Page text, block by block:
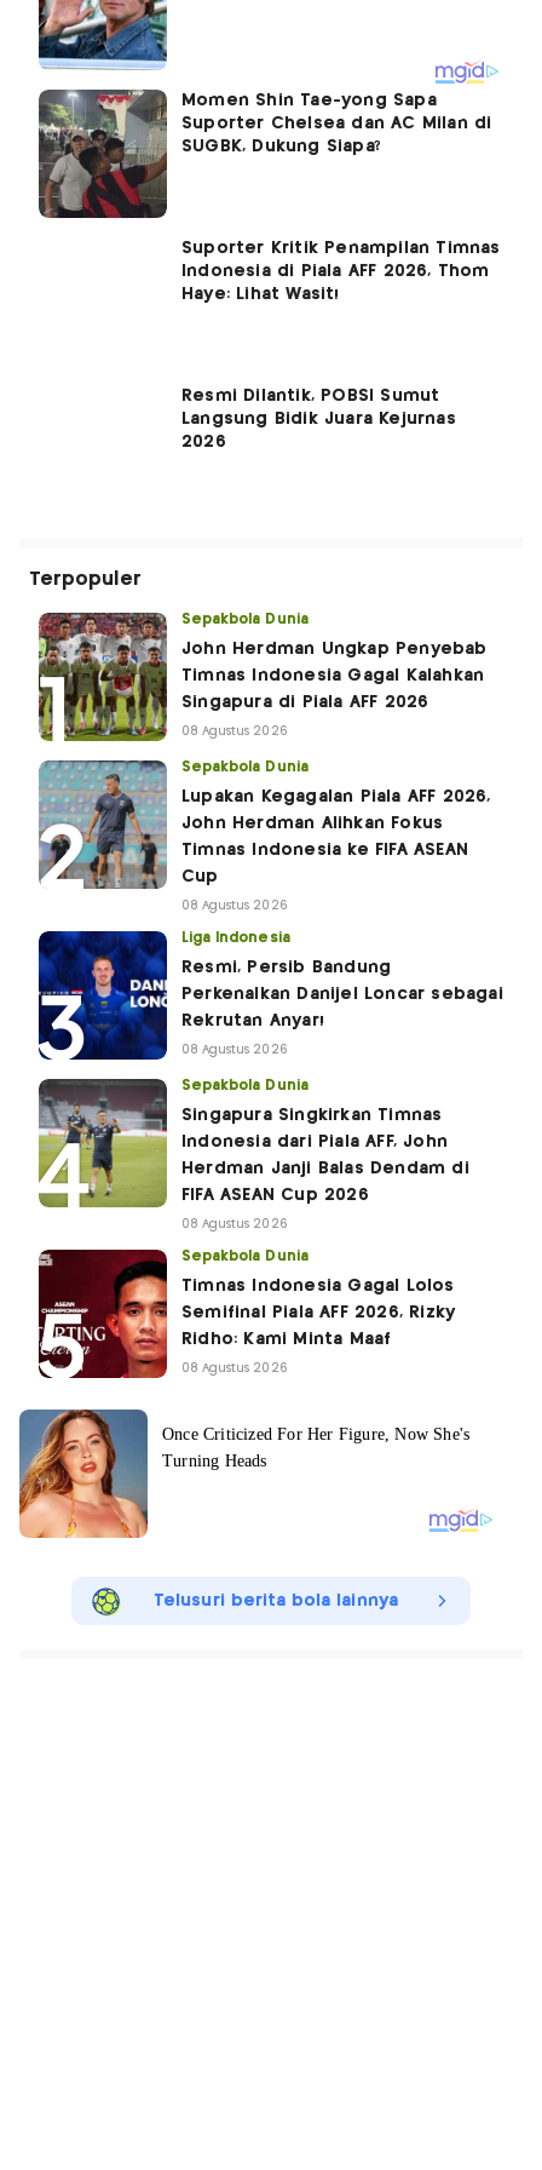
Momen Shin Tae-yong Sapa
Suporter Chelsea dan AC Milan di
SUGBK, Dukung Siapa?
Suporter Kritik Penampilan Timnas
Indonesia di Piala AFF 2026, Thom
Haye: Lihat Wasit!
Resmi Dilantik, POBSI Sumut
Langsung Bidik Juara Kejurnas
2026
Terpopuler
Sepakbola Dunia
John Herdman Ungkap Penyebab
Timnas Indonesia Gagal Kalahkan
Singapura di Piala AFF 2026
08 Agustus 2026
Sepakbola Dunia
Lupakan Kegagalan Piala AFF 2026,
John Herdman Alihkan Fokus
Timnas Indonesia ke FIFA ASEAN
Cup
08 Agustus 2026
Liga Indonesia
Resmi, Persib Bandung
Perkenalkan Danijel Loncar sebagai
Rekrutan Anyar!
08 Agustus 2026
Sepakbola Dunia
Singapura Singkirkan Timnas
Indonesia dari Piala AFF, John
Herdman Janji Balas Dendam di
FIFA ASEAN Cup 2026
08 Agustus 2026
Sepakbola Dunia
Timnas Indonesia Gagal Lolos
Semifinal Piala AFF 2026, Rizky
Ridho: Kami Minta Maaf
08 Agustus 2026
Telusuri berita bola lainnya